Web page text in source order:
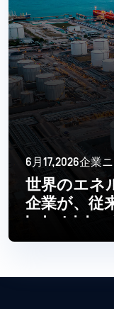
6月17,2026企業
世界のエネ
企業が、従
Industrial へ
続きを読む